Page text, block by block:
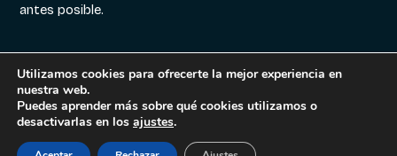
antes posible.
Aviso legal|
Cookies|Política de
Utilizamos cookies para ofrecerte la mejor experiencia en
nuestra web.
Puedes aprender más sobre qué cookies utilizamos o
desactivarlas en los ajustes.